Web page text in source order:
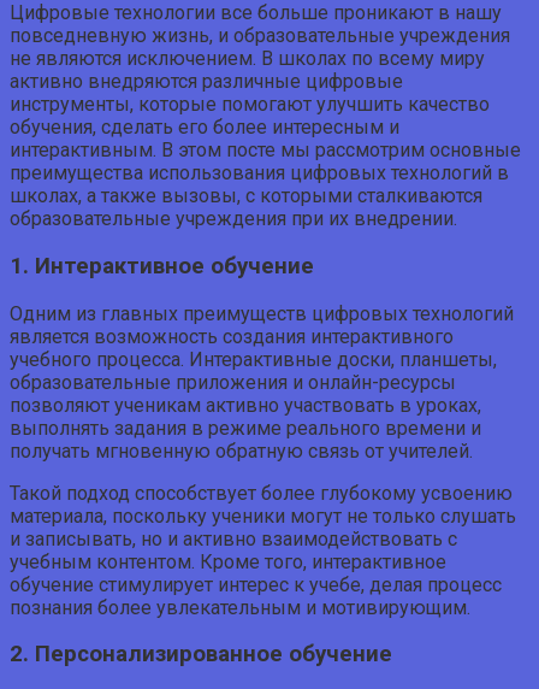
Цифровые технологии все больше проникают в нашу
повседневную жизнь, и образовательные учреждения
не являются исключением. В школах по всему миру
активно внедряются различные цифровые
инструменты, которые помогают улучшить качество
обучения, сделать его более интересным и
интерактивным. В этом посте мы рассмотрим основные
преимущества использования цифровых технологий в
школах, а также вызовы, с которыми сталкиваются
образовательные учреждения при их внедрении.
1. Интерактивное обучение
Одним из главных преимуществ цифровых технологий
является возможность создания интерактивного
учебного процесса. Интерактивные доски, планшеты,
образовательные приложения и онлайн-ресурсы
позволяют ученикам активно участвовать в уроках,
выполнять задания в режиме реального времени и
получать мгновенную обратную связь от учителей.
Такой подход способствует более глубокому усвоению
материала, поскольку ученики могут не только слушать
и записывать, но и активно взаимодействовать с
учебным контентом. Кроме того, интерактивное
обучение стимулирует интерес к учебе, делая процесс
познания более увлекательным и мотивирующим.
2. Персонализированное обучение